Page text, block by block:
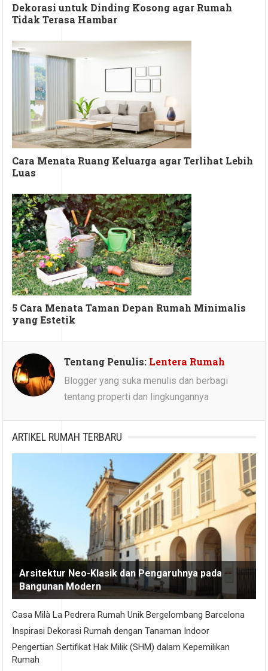
Dekorasi untuk Dinding Kosong agar Rumah
Tidak Terasa Hambar
Cara Menata Ruang Keluarga agar Terlihat Lebih
Luas
5 Cara Menata Taman Depan Rumah Minimalis
yang Estetik
Tentang Penulis: Lentera Rumah
Blogger yang suka menulis dan berbagi
tentang properti dan lingkungannya
ARTIKEL RUMAH TERBARU
Arsitektur Neo-Klasik dan Pengaruhnya pada
Bangunan Modern
Casa Milà La Pedrera Rumah Unik Bergelombang Barcelona
Inspirasi Dekorasi Rumah dengan Tanaman Indoor
Pengertian Sertifikat Hak Milik (SHM) dalam Kepemilikan
Rumah